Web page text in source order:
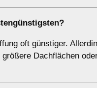
oft günstiger.
Dachflächen